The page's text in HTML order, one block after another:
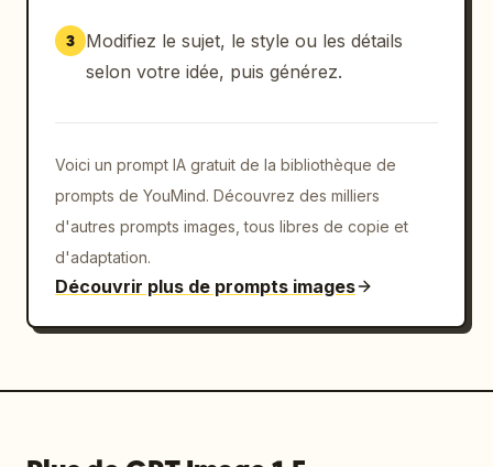
3
Modifiez le sujet, le style ou les détails
selon votre idée, puis générez.
Voici un prompt IA gratuit de la bibliothèque de
prompts de YouMind. Découvrez des milliers
d'autres prompts images, tous libres de copie et
d'adaptation.
Découvrir plus de prompts images